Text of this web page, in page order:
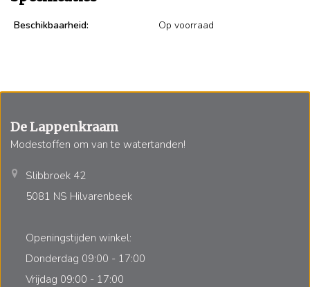
Beschikbaarheid: Op voorraad
De Lappenkraam
Modestoffen om van te watertanden!
Slibbroek 42
5081 NS Hilvarenbeek
Openingstijden winkel:
Donderdag 09:00 - 17:00
Vrijdag 09:00 - 17:00